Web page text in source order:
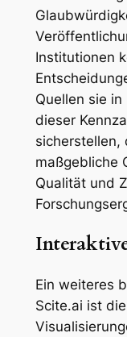
Institutionen
Quellen sie
dieser
sicherstellen,
maßgebliche
Qualität und
Ein weiteres
Scite.ai ist